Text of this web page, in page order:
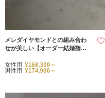
メレダイヤモンドとの組み合わ
せが美しい【オーダー結婚指
女性用 ¥168,300～
男性用 ¥174,900～